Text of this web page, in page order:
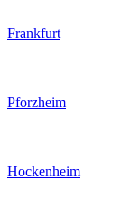
Frankfurt
Pforzheim
Hockenheim